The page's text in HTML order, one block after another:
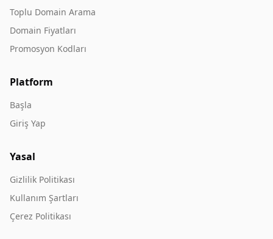
Toplu Domain Arama
Domain Fiyatları
Promosyon Kodları
Platform
Başla
Giriş Yap
Yasal
Gizlilik Politikası
Kullanım Şartları
Çerez Politikası